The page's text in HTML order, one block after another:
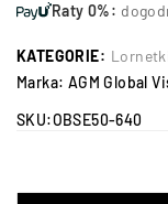
Raty 0%:
KATEGORIE:
Marka: AGM Global
SKU:OBSE50-640